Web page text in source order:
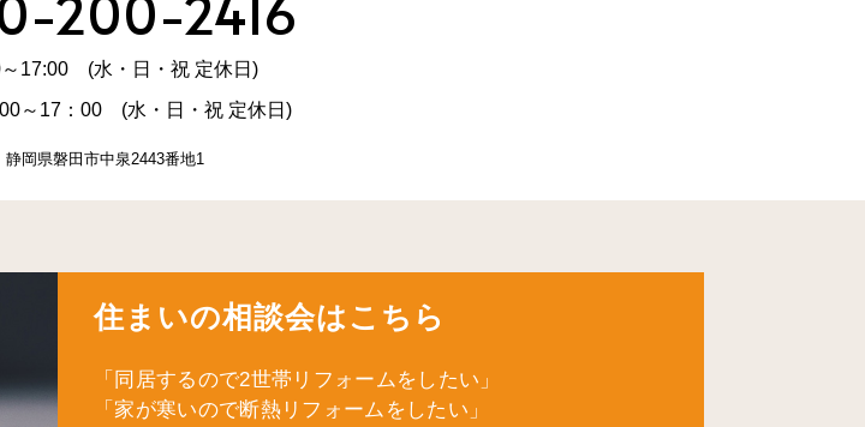
～17:00 (水・日・祝 定休日)
～17：00 (水・日・祝 定休日)
岡県磐田市中泉2443番地1
住まいの相談会はこちら
「同居するので2世帯リフォームをしたい」
「家が寒いので断熱リフォームをしたい」